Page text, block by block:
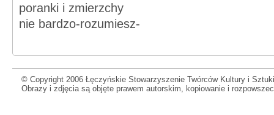
poranki i zmierzchy
nie bardzo-rozumiesz-
© Copyright 2006 Łęczyńskie Stowarzyszenie Twórców Kultury i
Obrazy i zdjęcia są objęte prawem autorskim, kopiowanie i